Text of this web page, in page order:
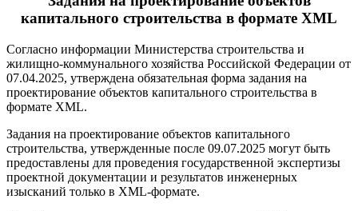
капитального строительства в формате XML
Согласно информации Министерства строительства и
жилищно-коммунального хозяйства Российской Федерации от
07.04.2025, утверждена обязательная форма задания на
проектирование объектов капитального строительства в
формате XML.
Задания на проектирование объектов капитального
строительства, утвержденные после 09.07.2025 могут быть
предоставлены для проведения государственной экспертизы
проектной документации и результатов инженерных
изысканий только в XML-формате.